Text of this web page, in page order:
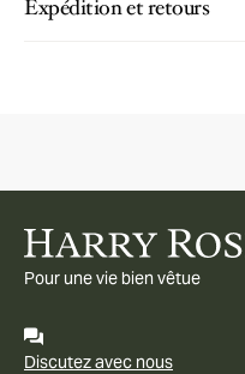
Expédition et retours
Pour une vie bien vêtue
Discutez avec nous